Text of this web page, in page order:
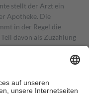
stellt der Arzt ein
Apotheke. Die
in der Regel die
davon als Zuzahlung
in Höhe von zehn
als die tatsächlichen